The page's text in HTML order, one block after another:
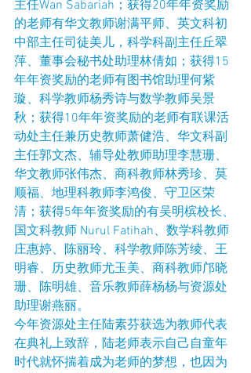
主任Wan Sabariah；获得20年年资奖励
的老师有华文教师谢满平师、英文科初
中部主任司徒美儿，科学科副主任丘翠
萍、董事会秘书处助理林倩如；获得15
年年资奖励的老师有图书馆助理何紫
璇、科学教师杨秀诗与数学教师吴景
秋；获得10年年资奖励的老师有联课活
动处主任兼历史教师萧健浩、华文科副
主任郭文杰、辅导处教师助理李慧珊、
华文教师张伟杰、商科教师林秀珍、莫
顺福、地理科教师李鸿俊、守卫区荣
清；获得5年年资奖励的有吴明槟校长、
国文科教师 Nurul Fatihah、数学科教师
庄惠婷、陈丽玲、科学教师陈芳绫、王
明睿、历史教师尤玉美、商科教师邝晓
珊、陈明雄、音乐教师薛杨杨与资源处
助理谢燕丽。
今年资源处主任陆素芬获选为教师代表
在典礼上致辞，陆老师表示自己自童年
时代就怀揣着成为老师的梦想，也因为